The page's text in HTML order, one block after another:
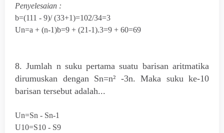
Penyelesaian :
b=(111 - 9)/ (33+1)=102/34=3
Un=a + (n-1)b=9 + (21-1).3=9 + 60=69
8. Jumlah n suku pertama suatu barisan aritmatika
dirumuskan dengan Sn=n² -3n. Maka suku ke-10
barisan tersebut adalah...
Un=Sn - Sn-1
U10=S10 - S9